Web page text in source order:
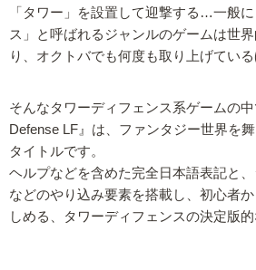
「タワー」を設置して迎撃する…一般
ス」と呼ばれるジャンルのゲームは世
り、オクトバでも何度も取り上げている
そんなタワーディフェンス系ゲームの
Defense LF』は、ファンタジー世界を
タイトルです。
ヘルプなどを含めた完全日本語表記と
などのやり込み要素を搭載し、初心者
しめる、タワーディフェンスの決定版的